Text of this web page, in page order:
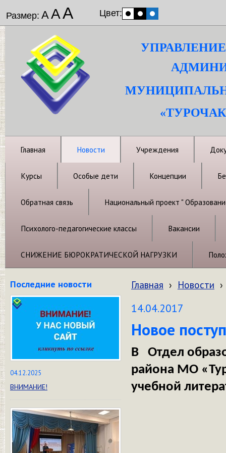
Размер: ААА Цвет:
Главная Новости Учреждения
Курсы Особые дети Концепции
Обратная связь Национальный проект "
Психолого-педагогические классы Вакансии
СНИЖЕНИЕ БЮРОКРАТИЧЕСКОЙ НАГРУЗКИ
Последние новости
04.12.2025
ВНИМАНИЕ!
Главная › Новости ›
14.04.2017
Новое
В Отдел
района МО
учебной